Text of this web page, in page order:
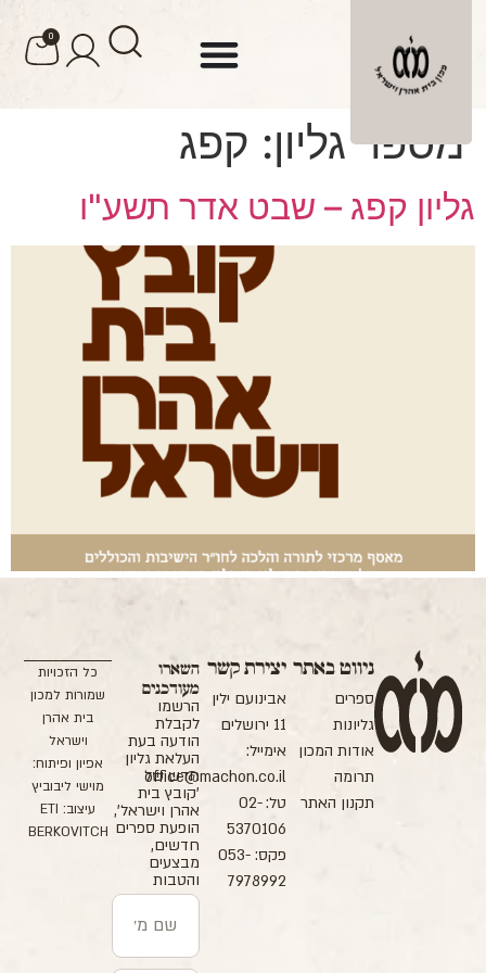
0
מספר גליון: קפג
גליון קפג – שבט אדר תשע"ו
ניווט באתר
ספרים
גליונות
אודות המכון
תרומה
תקנון האתר
יצירת קשר
אבינועם ילין
11 ירושלים
אימייל:
office@machon.co.il
טל: 02-
5370106
פקס: 053-
7978992
השארו
מעודכנים
הרשמו
לקבלת
הודעה בעת
העלאת גליון
חדש של
'קובץ בית
אהרן וישראל',
הופעת ספרים
חדשים,
מבצעים
והטבות
כל הזכויות
שמורות למכון
בית אהרן
וישראל
אפיון ופיתוח:
מוישי ליבוביץ
עיצוב: ETI
BERKOVITCH